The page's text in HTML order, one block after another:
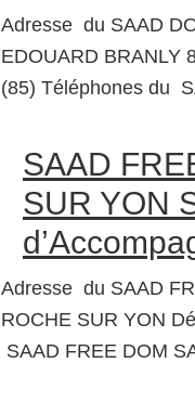
Adresse du SAAD
EDOUARD BRANLY
(85) Téléphones du
SAAD
SUR YON
Adresse du SAAD
ROCHE SUR YON
SAAD FREE DOM